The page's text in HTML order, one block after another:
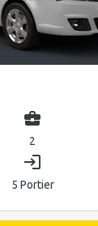
business_center
2
login
5 Portier